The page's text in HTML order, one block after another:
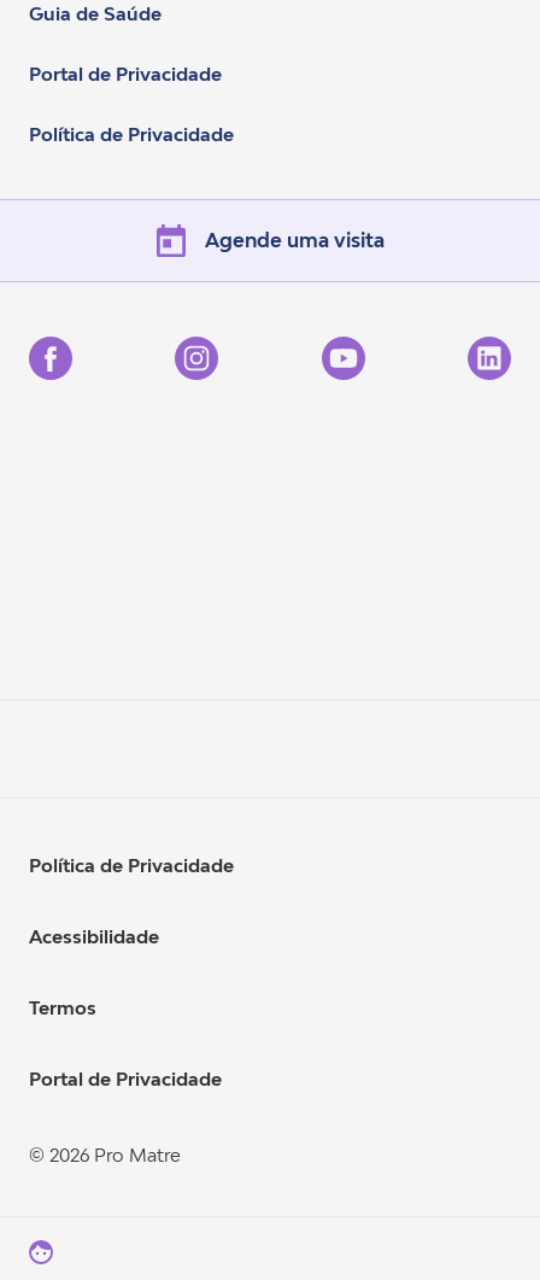
Guia de Saúde
Portal de Privacidade
Política de Privacidade
Agende uma visita
© 2026 Pro Matre
Política de Privacidade
Acessibilidade
Termos
Portal de Privacidade